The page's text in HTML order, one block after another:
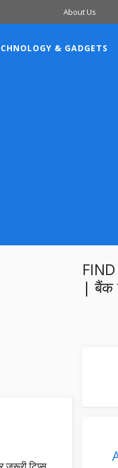
About Us
& GADGETS
| बैंक